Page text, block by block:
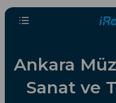
Ankara
Sanat ve